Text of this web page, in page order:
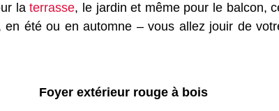
laterrasse, le jardin et même pour le balcon,
en été ou en automne – vous allez jouir de
Foyer extérieur rouge à bois